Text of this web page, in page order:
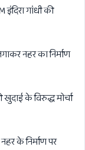
गांधी की
नहर का निर्माण
के विरुद्ध मोर्चा
के निर्माण पर